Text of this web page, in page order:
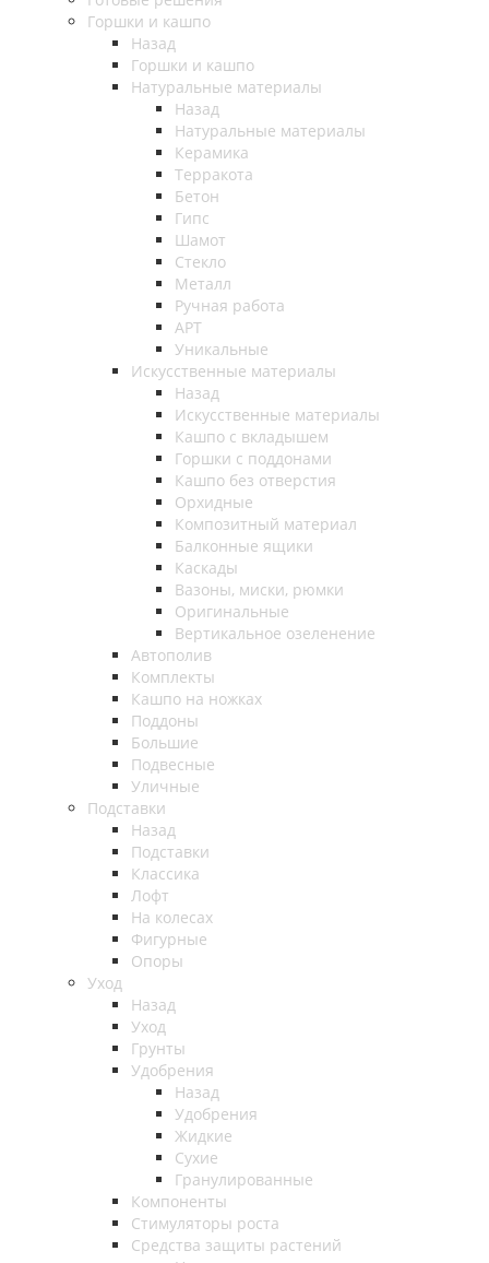
Горшки и кашпо
Назад
Горшки и кашпо
Натуральные материалы
Назад
Натуральные материалы
Керамика
Терракота
Бетон
Гипс
Шамот
Стекло
Металл
Ручная работа
АРТ
Уникальные
Искусственные материалы
Назад
Искусственные материалы
Кашпо с вкладышем
Горшки с поддонами
Кашпо без отверстия
Орхидные
Композитный материал
Балконные ящики
Каскады
Вазоны, миски, рюмки
Оригинальные
Вертикальное озеленение
Автополив
Комплекты
Кашпо на ножках
Поддоны
Большие
Подвесные
Уличные
Подставки
Назад
Подставки
Классика
Лофт
На колесах
Фигурные
Опоры
Уход
Назад
Уход
Грунты
Удобрения
Назад
Удобрения
Жидкие
Сухие
Гранулированные
Компоненты
Стимуляторы роста
Средства защиты растений